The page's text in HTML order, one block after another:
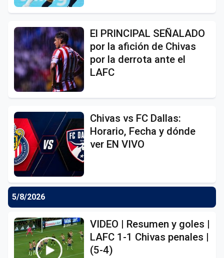
El PRINCIPAL SEÑALADO
por la afición de Chivas
por la derrota ante el
LAFC
Chivas vs FC Dallas:
Horario, Fecha y dónde
ver EN VIVO
5/8/2026
VIDEO | Resumen y goles |
LAFC 1-1 Chivas penales |
(5-4)